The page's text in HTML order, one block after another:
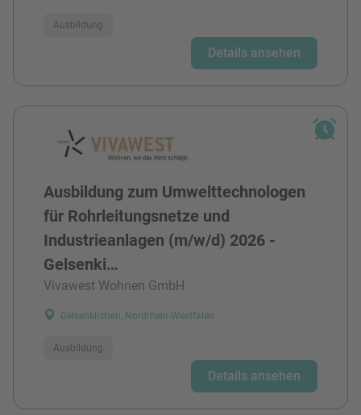
Ausbildung
Details ansehen
Ausbildung zum Umwelttechnologen
für Rohrleitungsnetze und
Industrieanlagen (m/w/d) 2026 -
Gelsenki…
Vivawest Wohnen GmbH
Gelsenkirchen, Nordrhein-Westfalen
Ausbildung
Details ansehen